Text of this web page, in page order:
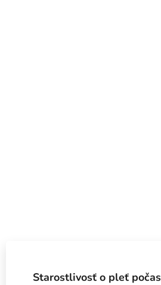
Starostlivosť o pleť